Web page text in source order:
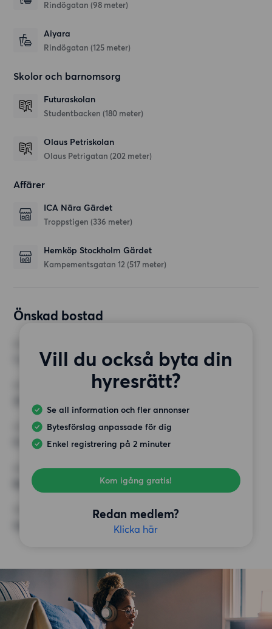
Rindögatan (98 meter)
Aiyara
Rindögatan (125 meter)
Skolor och barnomsorg
Futuraskolan
Studentbacken (180 meter)
Olaus Petriskolan
Olaus Petrigatan (202 meter)
Affärer
ICA Nära Gärdet
Troppstigen (336 meter)
Hemköp Stockholm Gärdet
Kampementsgatan 12 (517 meter)
Önskad bostad
Vill du också byta din
hyresrätt?
Se all information och fler annonser
Bytesförslag anpassade för dig
Enkel registrering på 2 minuter
Kom igång gratis!
Redan medlem?
Klicka här
MINST ANTAL KVADRATMETER
HÖGSTA HYRA
9 000 kr
Balkong,
ÖVRIGA PREFERENSER
Inga speciella preferenser